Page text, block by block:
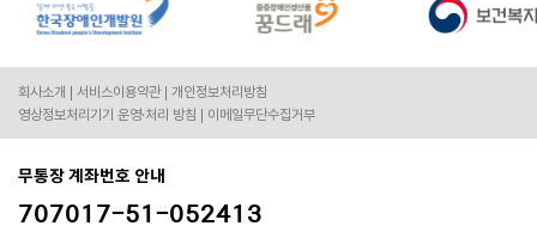
회사소개 서비스이용약관
개인정보처리방침
영상정보처리기기 운영·처리 방침
이메일무단수집거부
무통장 계좌번호 안내
707017-51-052413